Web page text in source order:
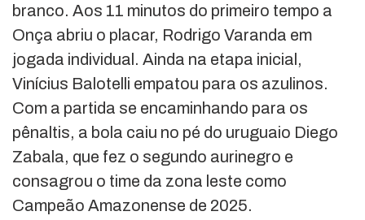
branco. Aos 11 minutos do primeiro tempo a
Onça abriu o placar, Rodrigo Varanda em
jogada individual. Ainda na etapa inicial,
Vinícius Balotelli empatou para os azulinos.
Com a partida se encaminhando para os
pênaltis, a bola caiu no pé do uruguaio Diego
Zabala, que fez o segundo aurinegro e
consagrou o time da zona leste como
Campeão Amazonense de 2025.